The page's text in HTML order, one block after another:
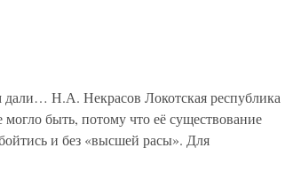
Н.А. Некрасов Локотская республика
быть, потому что её существование
и без «высшей расы». Для